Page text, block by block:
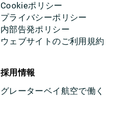
Cookieポリシー
プライバシーポリシー
内部告発ポリシー
ウェブサイトのご利用規約
採用情報
グレーターベイ航空で働く